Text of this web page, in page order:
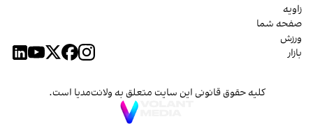
زاویه
صفحه شما
ورزش
بازار
کلیه حقوق قانونی این سایت متعلق به ولانت‌مدیا است.